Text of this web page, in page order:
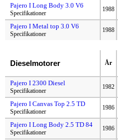
Pajero I Long Body 3.0 V6
Specifikationer
1988
Pajero I Metal top 3.0 V6
Specifikationer
1988
Dieselmotorer År
Pajero I 2300 Diesel
Specifikationer
1982
Pajero I Canvas Top 2.5 TD
Specifikationer
1986
Pajero I Long Body 2.5 TD 84
Specifikationer
1986